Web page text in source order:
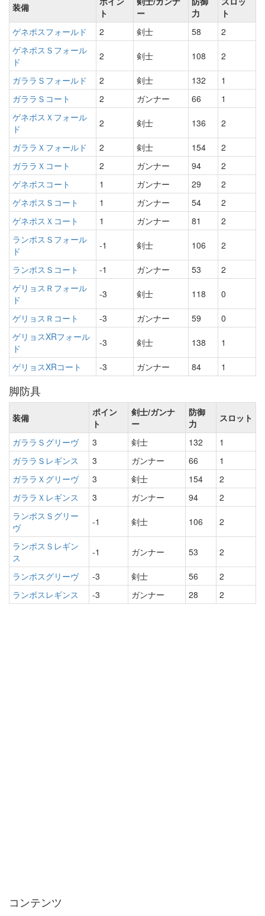
装備
ト
ー
力
ト
ゲネポスフォールド
2 剣士 58
2
ゲネポスＳフォール
ド
2 剣士 108 2
ガララＳフォールド 2 剣士 132
1
ガララＳコート
2 ガンナー 66
1
ゲネポスＸフォール
ド
2 剣士 136 2
ガララＸフォールド 2 剣士 154
2
ガララＸコート
2 ガンナー 94
2
ゲネポスコート
1 ガンナー 29
2
ゲネポスＳコート
1 ガンナー 54
2
ゲネポスＸコート
1 ガンナー 81
2
ランポスＳフォール
ド
-1 剣士 106 2
ランポスＳコート -1 ガンナー 53
2
ゲリョスＲフォール
ド
-3 剣士 118 0
ゲリョスＲコート -3 ガンナー 59
0
ゲリョスXRフォール
ド
-3 剣士 138 1
ゲリョスXRコート -3 ガンナー 84 1
脚防具
装備
ポイン
ト
剣士/ガンナ
ー
防御
力
スロット
ガララＳグリーヴ 3 剣士 132
1
ガララＳレギンス
3 ガンナー 66
1
ガララＸグリーヴ
3 剣士 154
2
ガララＸレギンス
3 ガンナー 94
2
ランポスＳグリー
ヴ
-1 剣士 106 2
ランポスＳレギン
ス
-1 ガンナー 53 2
ランポスグリーヴ -3 剣士 56
2
ランポスレギンス
-3 ガンナー 28 2
コンテンツ